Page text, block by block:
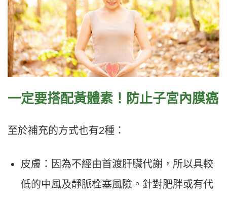
一定要搭配黃體素！防止子宮內膜癌
至於補充的方式也有2種：
皮膚：因為不經由首渡肝臟代謝，所以具較
低的中風及靜脈栓塞風險。針對肥胖或有代